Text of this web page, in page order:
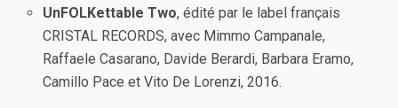
UnFOLKettable Two, édité par le label français
CRISTAL RECORDS, avec Mimmo Campanale,
Raffaele Casarano, Davide Berardi, Barbara Eramo,
Camillo Pace et Vito De Lorenzi, 2016.